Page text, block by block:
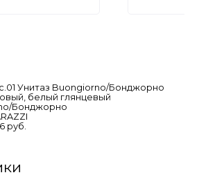
Унитаз Buongiorno/Бонджорно
белый глянцевый
Бонджорно
руб.